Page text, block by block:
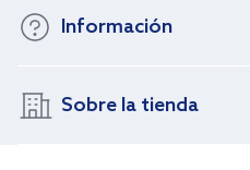
Información
Sobre la tienda